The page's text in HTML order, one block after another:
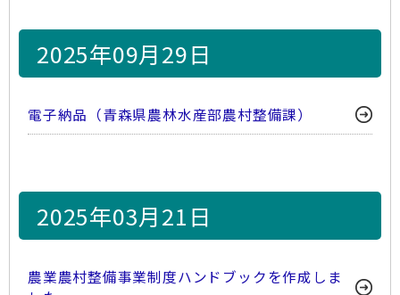
2025年09月29日
電子納品（青森県農林水産部農村整備課）
2025年03月21日
農業農村整備事業制度ハンドブックを作成しま